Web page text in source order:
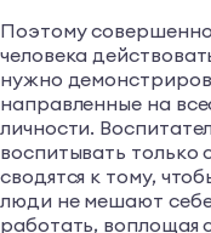
Поэтому
человека
нужно
направленные на
личности.
воспитывать только
сводятся к тому,
люди не мешают
работать, воплощая